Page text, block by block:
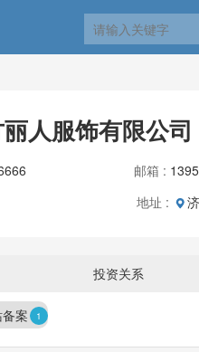
人服饰有限公司
邮箱 :
地址 :
投资关系
案 1